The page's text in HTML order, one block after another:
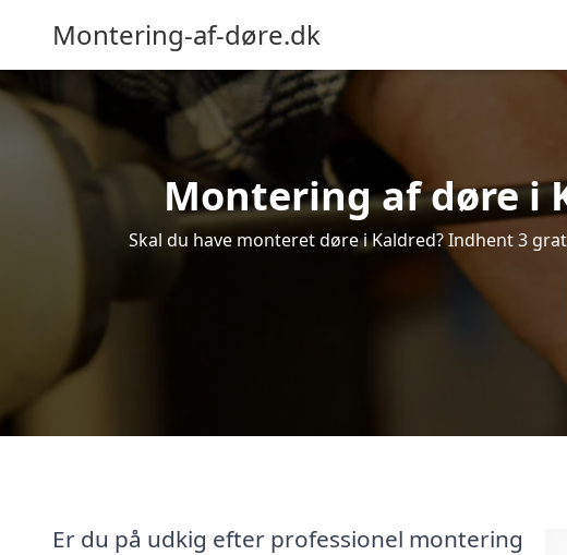
Montering-af-døre.dk
Montering af døre i
Skal du have monteret døre i Kaldred? Indhent 3
Er du på udkig efter professionel montering